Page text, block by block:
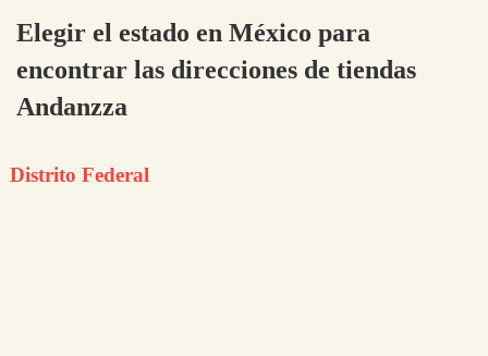
Elegir el estado en México para
encontrar las direcciones de tiendas
Andanzza
Distrito Federal